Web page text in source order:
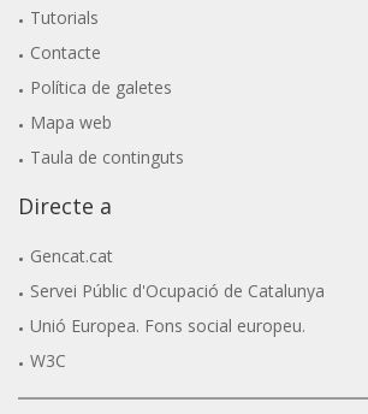
Tutorials
Contacte
Política de galetes
Mapa web
Taula de continguts
Directe a
Gencat.cat
Servei Públic d'Ocupació de Catalunya
Unió Europea. Fons social europeu.
W3C